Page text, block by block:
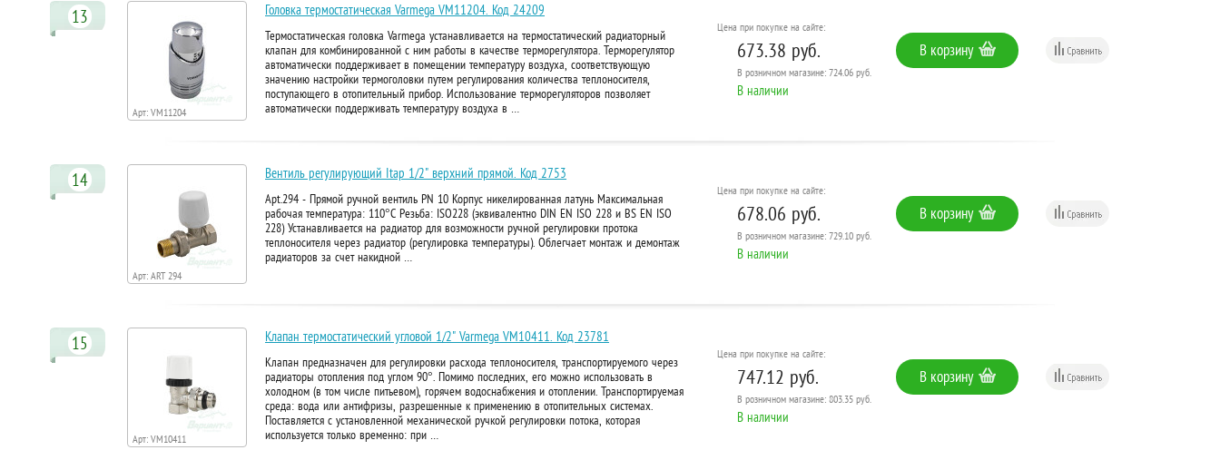
13
Арт: VM11204
Головка термостатическая Varmega VM11204. Код 24209
Термостатическая головка Varmega устанавливается на термостатический радиаторный
клапан для комбинированной с ним работы в качестве терморегулятора. Терморегулятор
автоматически поддерживает в помещении температуру воздуха, соответствующую
значению настройки термоголовки путем регулирования количества теплоносителя,
поступающего в отопительный прибор. Использование терморегуляторов позволяет
автоматически поддерживать температуру воздуха в …
Цена при покупке на сайте:
673.38 руб.
В розничном магазине: 724.06 руб.
В наличии
В корзину
14
Арт: ART 294
Вентиль регулирующий Itap 1/2" верхний прямой. Код 2753
Apt.294 - Прямой ручной вентиль PN 10 Корпус никелированная латунь Максимальная
рабочая температура: 110°C Резьба: ISO228 (эквивалентно DIN EN ISO 228 и BS EN ISO
228) Устанавливается на радиатор для возможности ручной регулировки протока
теплоносителя через радиатор (регулировка температуры). Облегчает монтаж и демонтаж
радиаторов за счет накидной …
Цена при покупке на сайте:
678.06 руб.
В розничном магазине: 729.10 руб.
В наличии
В корзину
15
Арт: VM10411
Клапан термостатический угловой 1/2" Varmega VM10411. Код 23781
Клапан предназначен для регулировки расхода теплоносителя, транспортируемого через
радиаторы отопления под углом 90°. Помимо последних, его можно использовать в
холодном (в том числе питьевом), горячем водоснабжения и отоплении. Транспортируемая
среда: вода или антифризы, разрешенные к применению в отопительных системах.
Поставляется с установленной механической ручкой регулировки потока, которая
используется только временно: при …
Цена при покупке на сайте:
747.12 руб.
В розничном магазине: 803.35 руб.
В наличии
В корзину